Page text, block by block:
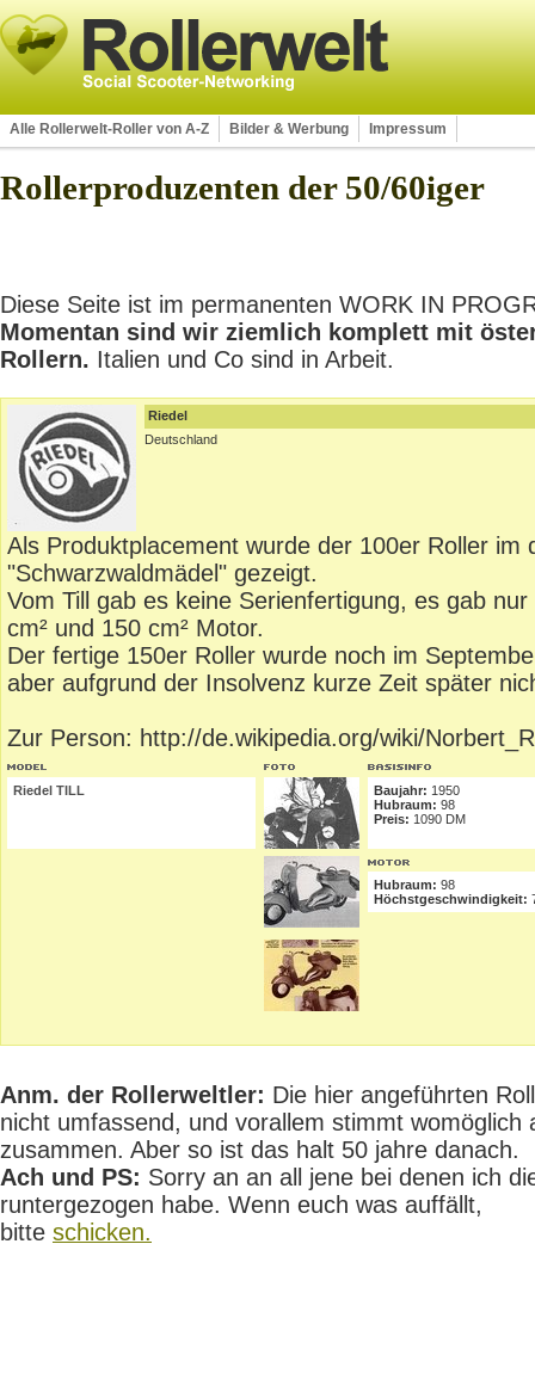
Alle Rollerwelt-Roller von A-Z Bilder & Werbung Impressum
Rollerproduzenten der 50/60iger
Diese Seite ist im permanenten WORK IN
Momentan sind wir ziemlich komplett mit
Rollern. Italien und Co sind in Arbeit.
Riedel
Deutschland
Als Produktplacement wurde der 100er Roller im
"Schwarzwaldmädel" gezeigt.
Vom Till gab es keine Serienfertigung, es gab
cm² und 150 cm² Motor.
Der fertige 150er Roller wurde noch im
aber aufgrund der Insolvenz kurze Zeit später
Zur Person: http://de.wikipedia.org/wiki/
Riedel TILL Baujahr: 1950
Hubraum: 98
Preis: 1090 DM
Hubraum: 98
Höchstgeschwindigkeit:
Anm. der Rollerweltler: Die hier angeführten
nicht umfassend, und vorallem stimmt womöglich
zusammen. Aber so ist das halt 50 jahre danach.
Ach und PS: Sorry an an all jene bei denen ich
runtergezogen habe. Wenn euch was auffällt,
bitte schicken.